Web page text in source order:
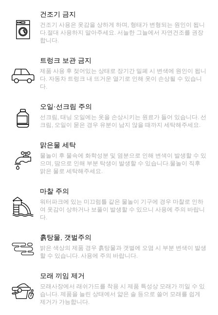
건조기 금지
건조기 사용은 옷감을 상하게 하며, 형태가 변형되는 원인이 됩니
다.절대 사용하지 말아주세요. 서늘한 그늘에서 자연건조를 권장
합니다.
트렁크 보관 금지
제품 사용 후 젖어있는 상태로 장기간 밀폐 시 변색에 원인이 됩니
다. 자동차 트렁크 내 뜨거운 열기로 인해 옷이 손상될 수 있습니
다.
오일·선크림 주의
선크림, 태닝 오일에는 옷을 손상시키는 원료가 들어 있습니다. 선
크림, 오일이 묻은 경우 유분이 남지 않을 때까지 세탁해주세요.
맑은물 세탁
물놀이 후 물속에 화학성분 및 염분으로 인해 변색이 발생할 수 있
으며, 땀으로 인해 부분 탁생이 발생할 수 있습니다.물놀이 직후
맑은 물로 세탁해주세요.
마찰 주의
워터파크에 있는 미끄럼틀 같은 물놀이 기구에 경우 마찰로 인하
여 옷감이 상하거나 보풀이 발생할 수 있으니 사용에 주의 바랍니
다.
흙탕물, 갯벌주의
밝은 색상의 제품 경우 흙탕물과 갯벌에 오염 시 부분 변색이 발생
할 수 있습니다. 사용에 주의 바랍니다.
모래 끼임 제거
모래사장에서 래쉬가드를 착용 시 제품 특성상 모래가 끼일 수 있
습니다. 제품을 늘린 상태에서 얇은 솔 등으로 쓸어 모래를 쉽게
제거가 가능합니다.